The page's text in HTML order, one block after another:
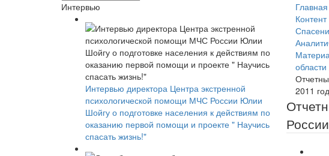
Интервью
Интервью директора Центра экстренной
психологической помощи МЧС России Юлии
Шойгу о подготовке населения к действиям по
оказанию первой помощи и проекте " Научись
спасать жизнь!"
Главная
Контент
2011